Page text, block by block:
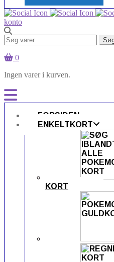
konto
Søg
efter:
0
Ingen varer i kurven.
FORSIDEN
ENKELTKORT
KORT